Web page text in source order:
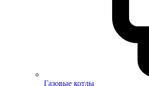
Газовые котлы